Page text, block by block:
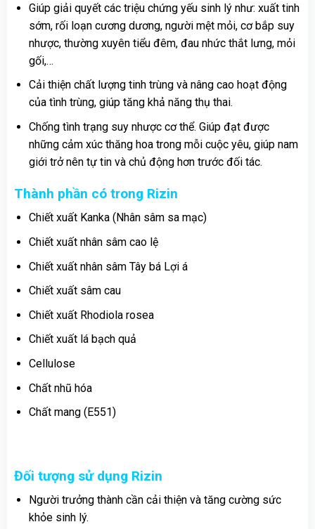
Giúp giải quyết các triệu chứng yếu sinh lý như: xuất tinh
sớm, rối loạn cương dương, người mệt mỏi, cơ bắp suy
nhược, thường xuyên tiểu đêm, đau nhức thắt lưng, mỏi
gối,…
Cải thiện chất lượng tinh trùng và nâng cao hoạt động
của tình trùng, giúp tăng khả năng thụ thai.
Chống tình trạng suy nhược cơ thể. Giúp đạt được
những cảm xúc thăng hoa trong mỗi cuộc yêu, giúp nam
giới trở nên tự tin và chủ động hơn trước đối tác.
Thành phần có trong Rizin
Chiết xuất Kanka (Nhân sâm sa mạc)
Chiết xuất nhân sâm cao lệ
Chiết xuất nhân sâm Tây bá Lợi á
Chiết xuất sâm cau
Chiết xuất Rhodiola rosea
Chiết xuất lá bạch quả
Cellulose
Chất nhũ hóa
Chất mang (E551)
Đối tượng sử dụng Rizin
Người trưởng thành cần cải thiện và tăng cường sức
khỏe sinh lý.